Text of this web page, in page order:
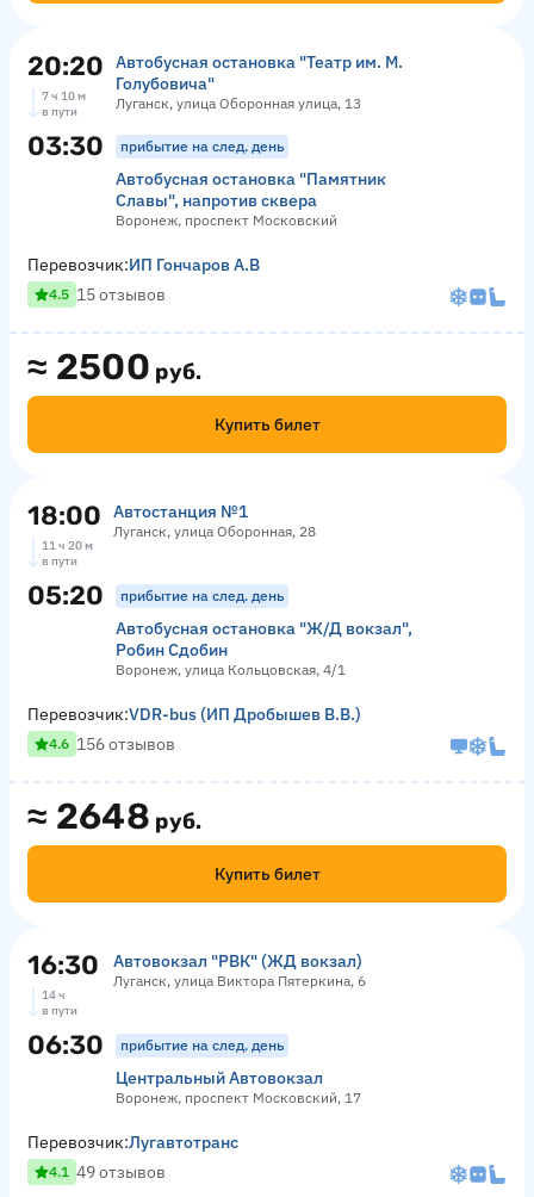
20:20
Автобусная остановка "Театр им. М.
Голубовича"
Луганск, улица Оборонная улица, 13
7 ч 10 м
в пути
03:30 прибытие на след. день
Автобусная остановка "Памятник
Славы", напротив сквера
Воронеж, проспект Московский
≈ 2500 руб.
Купить билет
Перевозчик:ИП Гончаров А.В
4.5 15 отзывов
18:00 Автостанция №1
Луганск, улица Оборонная, 28
11 ч 20 м
в пути
05:20 прибытие на след. день
Автобусная остановка "Ж/Д вокзал",
Робин Сдобин
Воронеж, улица Кольцовская, 4/1
≈ 2648 руб.
Купить билет
Перевозчик:VDR-bus (ИП Дробышев В.В.)
4.6 156 отзывов
16:30 Автовокзал "РВК" (ЖД вокзал)
Луганск, улица Виктора Пятеркина, 6
14 ч
в пути
06:30 прибытие на след. день
Центральный Автовокзал
Воронеж, проспект Московский, 17
Перевозчик:Лугавтотранс
4.1 49 отзывов